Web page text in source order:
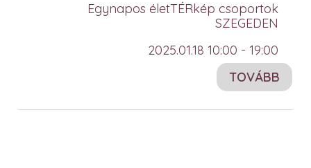
Egynapos életTÉRkép csoportok
SZEGEDEN
2025.01.18 10:00 - 19:00
TOVÁBB